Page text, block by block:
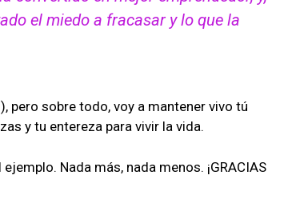
el miedo a fracasar y lo que la
pero sobre todo, voy a mantener vivo tú
y tu entereza para vivir la vida.
Nada más, nada menos. ¡GRACIAS